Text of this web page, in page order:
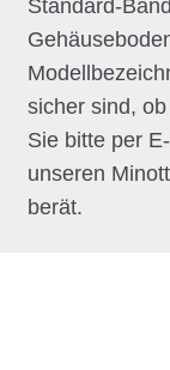
Standard-
sicher sind,
Sie bitte per
unseren
berät.